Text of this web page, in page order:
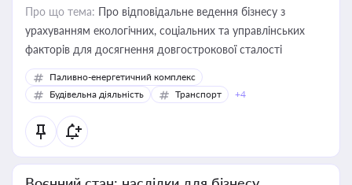
Про що тема: Про відповідальне ведення бізнесу з
урахуванням екологічних, соціальних та управлінських
факторів для досягнення довгострокової сталості
Паливно-енергетичний комплекс
Будівельна діяльність
Транспорт +4